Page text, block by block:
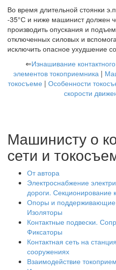
Во время длительной стоянки
-35°С и ниже машинист должен
производить опускания и
отключенных силовых и
исключить опасное ухудшение
⇐Изнашивание
элементов токоприемника |
токосъеме | Особенности
скорости
Машинисту о
сети и
От автора
Электроснабжение
дороги. Секционирование
Опоры и поддерживающие
Изоляторы
Контактные подвески.
Фиксаторы
Контактная сеть на
сооружениях
Взаимодействие